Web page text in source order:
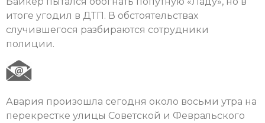
итоге угодил в ДТП. В обстоятельствах
случившегося разбираются сотрудники
полиции.
Авария произошла сегодня около восьми утра на
перекрестке улицы Советской и Февральского